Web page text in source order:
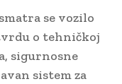
se vozilo
o tehničkoj
sigurnosne
sistem za